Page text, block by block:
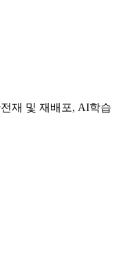
재 및 재배포, AI학습